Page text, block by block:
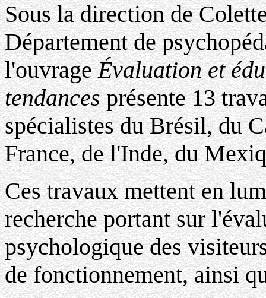
Sous la direction de
Département de
l'ouvrageÉvaluation et
tendancesprésente 13
spécialistes du Brésil, du
France, de l'Inde, du
Ces travaux mettent en
recherche portant sur
psychologique des
de fonctionnement, ainsi